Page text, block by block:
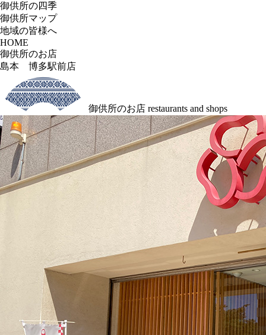
御供所の四季
御供所マップ
地域の皆様へ
HOME
御供所のお店
島本 博多駅前店
御供所のお店 restaurants and shops